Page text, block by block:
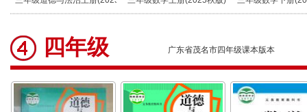
秋版)(部编版)
四年级 广东省茂名市四年级课本版本